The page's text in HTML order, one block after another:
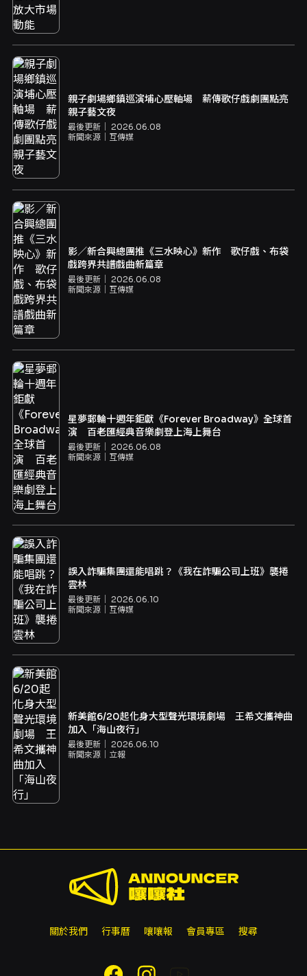
親子劇場鄉鎮巡演埔心壓軸場 薪傳歌仔戲劇團點亮
親子藝文夜
最後更新｜ 2026.06.08
新聞來源｜ 互傳媒
影／新合興總團推《三水映心》新作 歌仔戲、布袋
戲跨界共譜戲曲新篇章
最後更新｜ 2026.06.08
新聞來源｜ 互傳媒
星夢郵輪十週年鉅獻《Forever Broadway》全球首
演 百老匯經典音樂劇登上海上舞台
最後更新｜ 2026.06.08
新聞來源｜ 互傳媒
誤入詐騙集團還能唱跳？《我在詐騙公司上班》襲捲
雲林
最後更新｜ 2026.06.10
新聞來源｜ 互傳媒
新美館6/20起化身大型聲光環境劇場 王希文攜神曲
加入「海山夜行」
最後更新｜ 2026.06.10
新聞來源｜ 立報
關於我們 行事曆 嚷嚷報 會員專區 搜尋